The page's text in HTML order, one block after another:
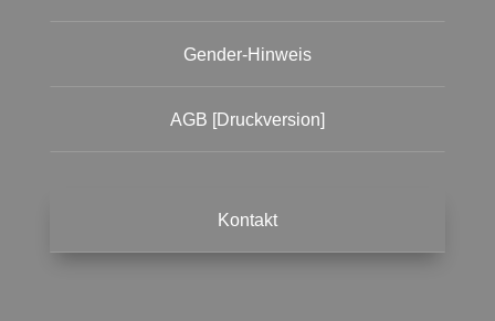
Gender-Hinweis
AGB [Druckversion]
Kontakt